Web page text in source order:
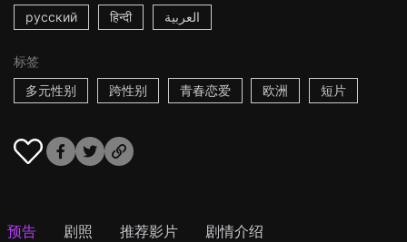
русский हिन्दी العربية
标签
多元性别
跨性别 青春恋爱 欧洲 短片
预告 剧照 推荐影片 剧情介绍